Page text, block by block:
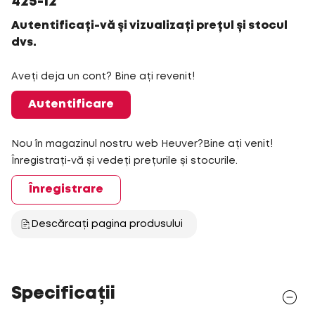
Autentificați-vă și vizualizați prețul și stocul
dvs.
Aveți deja un cont? Bine ați revenit!
Autentificare
Nou în magazinul nostru web Heuver?Bine ați venit!
Înregistrați-vă și vedeți prețurile și stocurile.
Înregistrare
Descărcați pagina produsului
Specificații